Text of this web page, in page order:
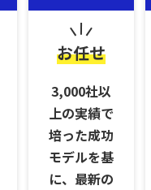
お任せ
3,000社以
上の実績で
培った成功
モデルを基
に、最新の